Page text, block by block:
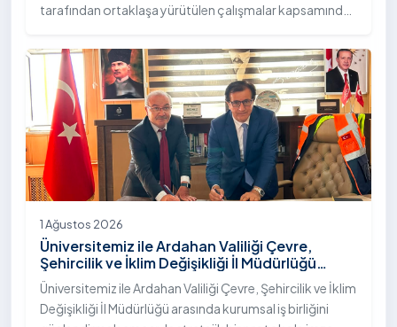
tarafından ortaklaşa yürütülen çalışmalar kapsamında,
"İstifli Taş Tahkimatı" projesi titizlikle tamamlandı.
1 Ağustos 2026
Üniversitemiz ile Ardahan Valiliği Çevre,
Şehircilik ve İklim Değişikliği İl Müdürlüğü
Arasında İş Birliği Protokolü İmzalandı
Üniversitemiz ile Ardahan Valiliği Çevre, Şehircilik ve İklim
Değişikliği İl Müdürlüğü arasında kurumsal iş birliğini